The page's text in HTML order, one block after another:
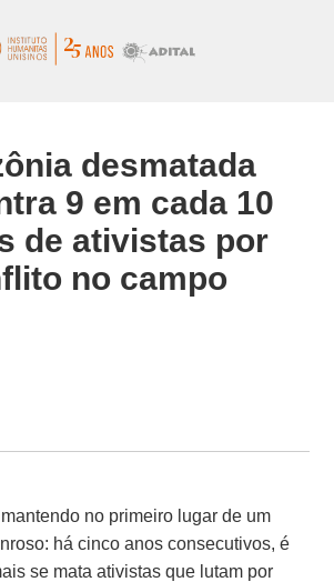
desmatada
9 em cada 10
de ativistas por
no campo
no primeiro lugar de um
há cinco anos consecutivos, é
se mata ativistas que lutam por